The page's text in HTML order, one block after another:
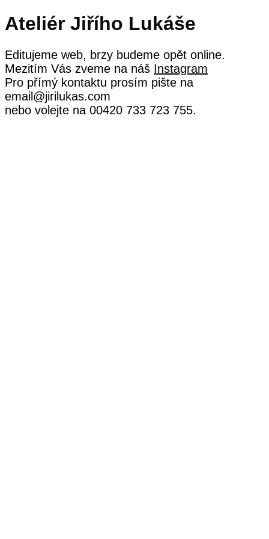
Ateliér Jiřího Lukáše
Editujeme web, brzy budeme opět online.
Mezitím Vás zveme na náš Instagram
Pro přímý kontaktu prosím pište na
email@jirilukas.com
nebo volejte na 00420 733 723 755.